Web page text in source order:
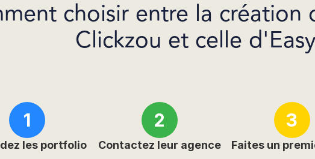
choisir entre la
Clickzou et celle
1
les portfolio
2
Contactez leur agence
3
Faites un